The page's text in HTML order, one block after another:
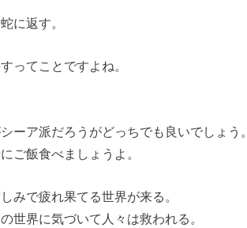
に返す。
ってことですよね。
ーア派だろうがどっちでも良いでしょう。
ご飯食べましょうよ。
みで疲れ果てる世界が来る。
世界に気づいて人々は救われる。